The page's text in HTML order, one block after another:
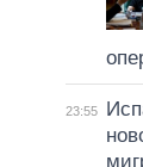
23:55